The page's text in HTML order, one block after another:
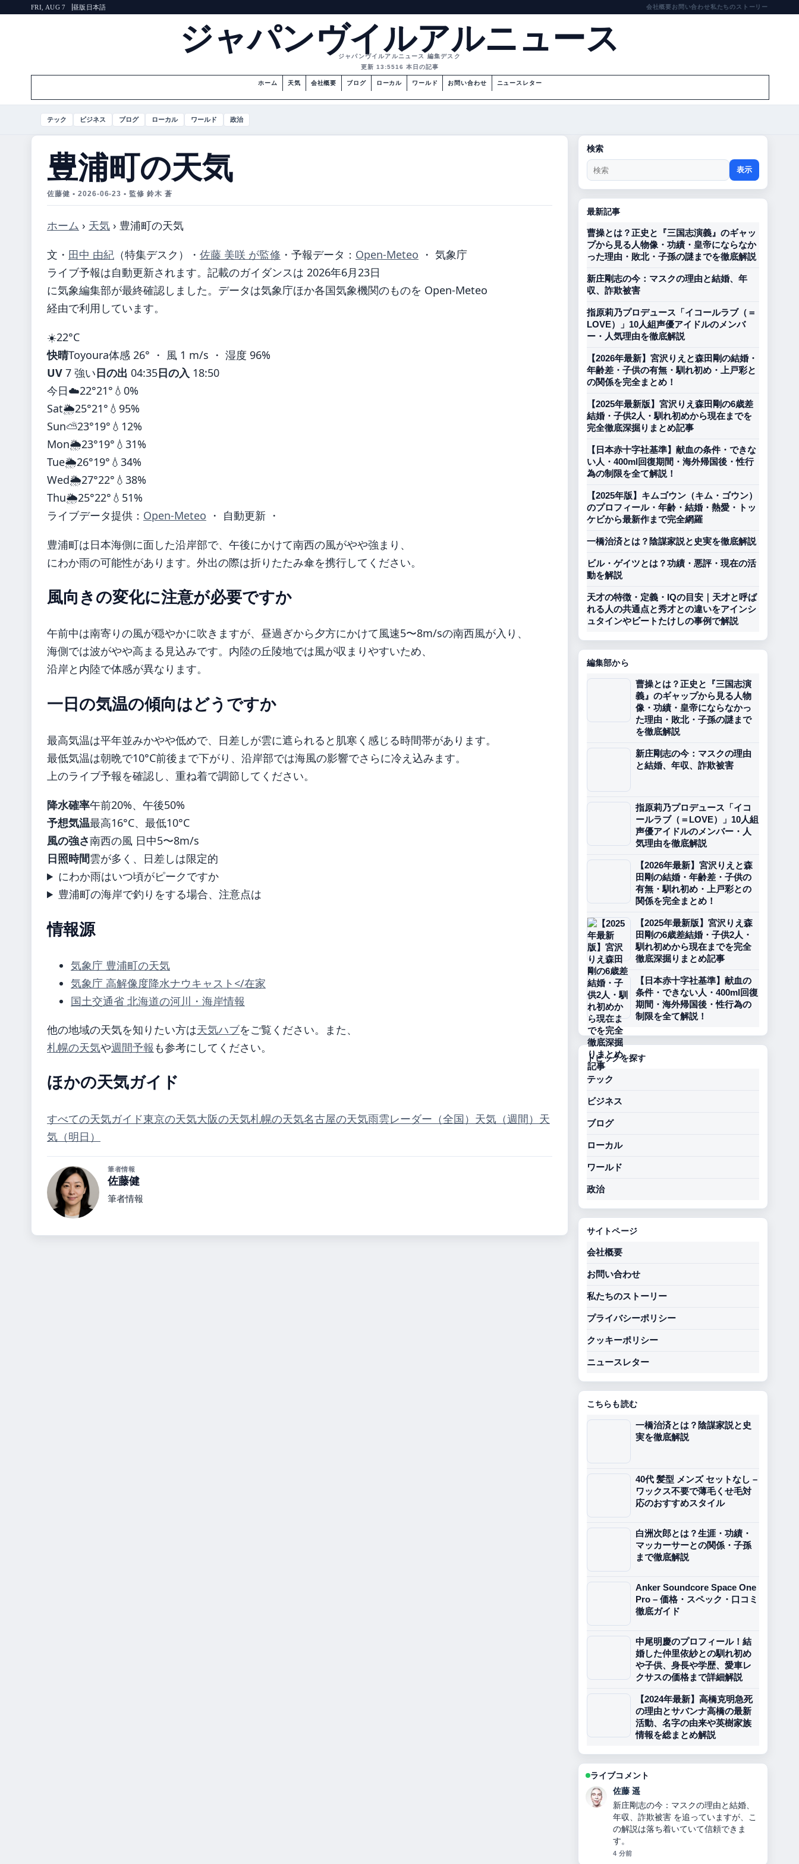
FRI, AUG 7 昼版 日本語 会社概要お問い合わせ私たちのストーリー
ジャパンヴイルアルニュース
ジャパンヴイルアルニュース 編集デスク
更新 13:5516 本日の記事
ホーム 天気 会社概要 ブログ ローカル ワールド お問い合わせ ニュースレター
テック ビジネス ブログ ローカル ワールド 政治
豊浦町の天気
佐藤健 • 2026-06-23 • 監修 鈴木 蒼
ホーム › 天気 › 豊浦町の天気
文・ 田中 由紀 （特集デスク） ・ 佐藤 美咲 が監修 ・ 予報データ： Open-Meteo ・ 気象庁
ライブ予報は自動更新されます。記載のガイダンスは 2026年6月23日
に気象編集部が最終確認しました。データは気象庁ほか各国気象機関のものを Open-Meteo
経由で利用しています。
☀️22°C
快晴Toyoura体感 26° ・ 風 1 m/s ・ 湿度 96%
UV 7 強い日の出 04:35日の入 18:50
今日☁️22°21° 💧0%
Sat🌦️25°21° 💧95%
Sun⛅23°19° 💧12%
Mon🌦️23°19° 💧31%
Tue🌦️26°19° 💧34%
Wed🌦️27°22° 💧38%
Thu🌦️25°22° 💧51%
ライブデータ提供： Open-Meteo ・ 自動更新 ・
豊浦町は日本海側に面した沿岸部で、午後にかけて南西の風がやや強まり、
にわか雨の可能性があります。外出の際は折りたたみ傘を携行してください。
風向きの変化に注意が必要ですか
午前中は南寄りの風が穏やかに吹きますが、昼過ぎから夕方にかけて風速5〜8m/sの南西風が入り、
海側では波がやや高まる見込みです。内陸の丘陵地では風が収まりやすいため、
沿岸と内陸で体感が異なります。
一日の気温の傾向はどうですか
最高気温は平年並みかやや低めで、日差しが雲に遮られると肌寒く感じる時間帯があります。
最低気温は朝晩で10°C前後まで下がり、沿岸部では海風の影響でさらに冷え込みます。
上のライブ予報を確認し、重ね着で調節してください。
降水確率午前20%、午後50%
予想気温最高16°C、最低10°C
風の強さ南西の風 日中5〜8m/s
日照時間雲が多く、日差しは限定的
にわか雨はいつ頃がピークですか
豊浦町の海岸で釣りをする場合、注意点は
情報源
気象庁 豊浦町の天気
気象庁 高解像度降水ナウキャスト</在家
国土交通省 北海道の河川・海岸情報
他の地域の天気を知りたい方は天気ハブをご覧ください。また、
札幌の天気や週間予報 も参考にしてください。
ほかの天気ガイド
すべての天気ガイド東京の天気大阪の天気札幌の天気名古屋の天気雨雲レーダー（全国） 天気（週間） 天
気（明日）
筆者情報
佐藤健
筆者情報
検索
表示
最新記事
曹操とは？正史と『三国志演義』のギャッ
プから見る人物像・功績・皇帝にならなか
った理由・敗北・子孫の謎までを徹底解説
新庄剛志の今：マスクの理由と結婚、年
収、詐欺被害
指原莉乃プロデュース「イコールラブ（＝
LOVE）」10人組声優アイドルのメンバ
ー・人気理由を徹底解説
【2026年最新】宮沢りえと森田剛の結婚・
年齢差・子供の有無・馴れ初め・上戸彩と
の関係を完全まとめ！
【2025年最新版】宮沢りえ森田剛の6歳差
結婚・子供2人・馴れ初めから現在までを
完全徹底深掘りまとめ記事
【日本赤十字社基準】献血の条件・できな
い人・400ml回復期間・海外帰国後・性行
為の制限を全て解説！
【2025年版】キムゴウン（キム・ゴウン）
のプロフィール・年齢・結婚・熱愛・トッ
ケビから最新作まで完全網羅
一橋治済とは？陰謀家説と史実を徹底解説
ビル・ゲイツとは？功績・悪評・現在の活
動を解説
天才の特徴・定義・IQの目安｜天才と呼ば
れる人の共通点と秀才との違いをアインシ
ュタインやビートたけしの事例で解説
編集部から
曹操とは？正史と『三国志演
義』のギャップから見る人物
像・功績・皇帝にならなかっ
た理由・敗北・子孫の謎まで
を徹底解説
新庄剛志の今：マスクの理由
と結婚、年収、詐欺被害
指原莉乃プロデュース「イコ
ールラブ（＝LOVE）」10人組
声優アイドルのメンバー・人
気理由を徹底解説
【2026年最新】宮沢りえと森
田剛の結婚・年齢差・子供の
有無・馴れ初め・上戸彩との
関係を完全まとめ！
【2025年最新版】宮沢りえ森
田剛の6歳差結婚・子供2人・
馴れ初めから現在までを完全
徹底深掘りまとめ記事
【日本赤十字社基準】献血の
条件・できない人・400ml回復
期間・海外帰国後・性行為の
制限を全て解説！
トピックを探す
テック
ビジネス
ブログ
ローカル
ワールド
政治
サイトページ
会社概要
お問い合わせ
私たちのストーリー
プライバシーポリシー
クッキーポリシー
ニュースレター
こちらも読む
一橋治済とは？陰謀家説と史
実を徹底解説
40代 髪型 メンズ セットなし –
ワックス不要で薄毛くせ毛対
応のおすすめスタイル
白洲次郎とは？生涯・功績・
マッカーサーとの関係・子孫
まで徹底解説
Anker Soundcore Space One
Pro – 価格・スペック・口コミ
徹底ガイド
中尾明慶のプロフィール！結
婚した仲里依紗との馴れ初め
や子供、身長や学歴、愛車レ
クサスの価格まで詳細解説
【2024年最新】高橋克明急死
の理由とサバンナ高橋の最新
活動、名字の由来や英樹家族
情報を総まとめ解説
ライブコメント
伊藤 芽衣
指原莉乃プロデュース「イコールラブ
（＝LOVE）」10人組声優アイドルの
メンバー・人気理由を徹底解説 の背景
説明が助かります。ライブ更新を続け
てください。